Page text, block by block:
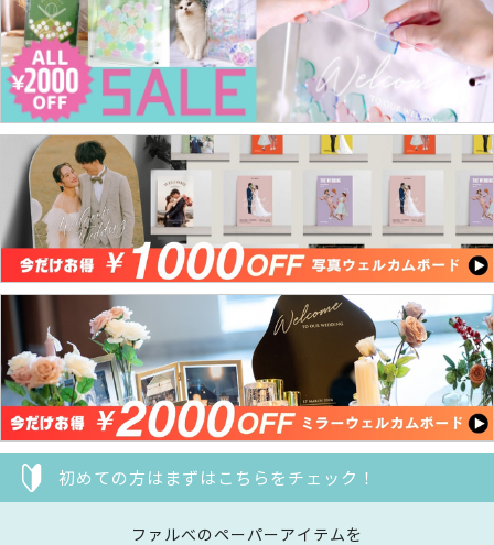
初めての方はまずはこちらをチェック！
ファルべのペーパーアイテムを